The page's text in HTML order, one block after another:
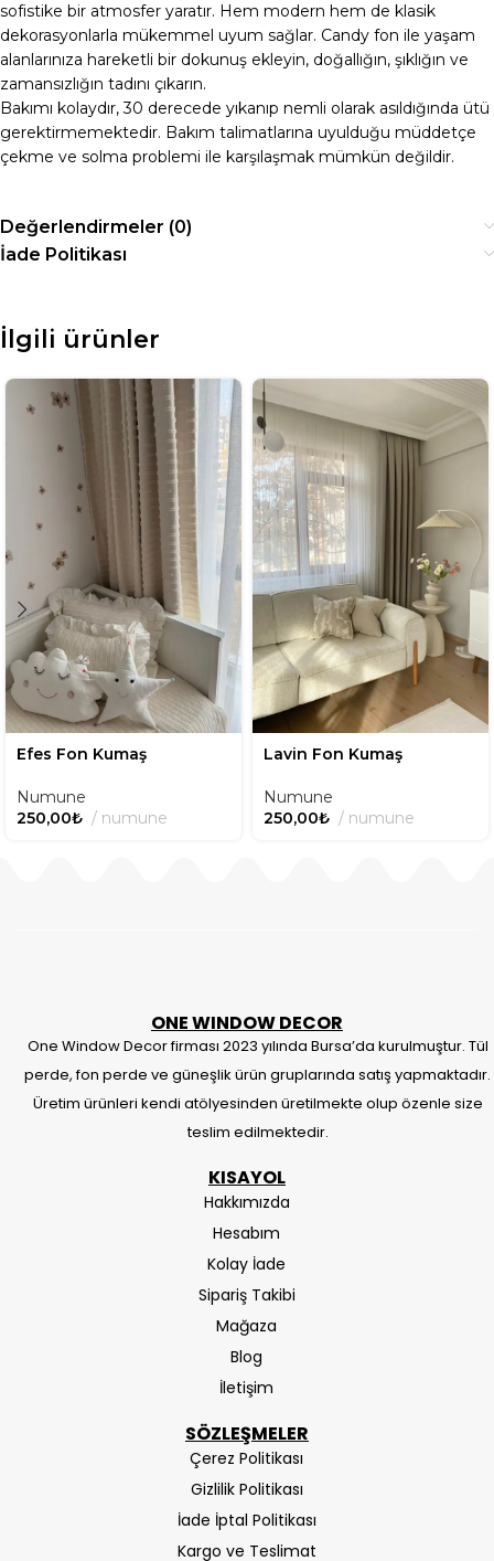
sofistike bir atmosfer yaratır. Hem modern hem de klasik
dekorasyonlarla mükemmel uyum sağlar. Candy fon ile yaşam
alanlarınıza hareketli bir dokunuş ekleyin, doğallığın, şıklığın ve
zamansızlığın tadını çıkarın.
Bakımı kolaydır, 30 derecede yıkanıp nemli olarak asıldığında ütü
gerektirmemektedir. Bakım talimatlarına uyulduğu müddetçe
çekme ve solma problemi ile karşılaşmak mümkün değildir.
Değerlendirmeler (0)
İade Politikası
İlgili ürünler
Efes Fon Kumaş
Numune
250,00₺ numune
Lavin Fon Kumaş
Numune
250,00₺ numune
ONE WINDOW DECOR
One Window Decor firması 2023 yılında Bursa’da kurulmuştur. Tül
perde, fon perde ve güneşlik ürün gruplarında satış yapmaktadır.
Üretim ürünleri kendi atölyesinden üretilmekte olup özenle size
teslim edilmektedir.
KISAYOL
Hakkımızda
Hesabım
Kolay İade
Sipariş Takibi
Mağaza
Blog
İletişim
SÖZLEŞMELER
Çerez Politikası
Gizlilik Politikası
İade İptal Politikası
Kargo ve Teslimat